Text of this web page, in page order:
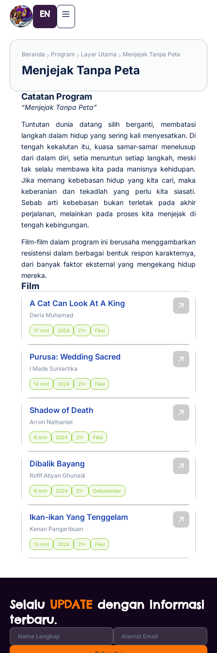
Lewati
konten
EN
Beranda Program Layar Utama Menjejak Tanpa Peta
Menjejak Tanpa Peta
Catatan Program
“Menjejak Tanpa Peta”
Tuntutan dunia datang silih berganti, membatasi
langkah dalam hidup yang sering kali menyesatkan. Di
tengah kekalutan itu, kuasa samar-samar menelusup
dari dalam diri, setia menuntun setiap langkah, meski
tak selalu membawa kita pada manisnya kehidupan.
Jika memang kebebasan hidup yang kita cari, maka
keberanian dan tekadlah yang perlu kita siasati.
Sebab arti kebebasan bukan terletak pada akhir
perjalanan, melainkan pada proses kita menjejak di
tengah kebingungan.
Film-film dalam program ini berusaha menggambarkan
resistensi dalam berbagai bentuk respon karakternya,
dari banyak faktor eksternal yang mengekang hidup
mereka.
Film
A Cat Can Look At A King
Deris Muhamad
17 mnt 2024 21+ Fiksi
Purusa: Wedding Sacred
I Made Suniartika
14 mnt 2024 21+ Fiksi
Shadow of Death
Arron Nathaniel
8 mnt 2024 21+ Fiksi
Dibalik Bayang
Rofif Abyan Ghunadi
8 mnt 2024 21+ Dokumenter
Ikan-ikan Yang Tenggelam
Kenan Pangaribuan
13 mnt 2024 21+ Fiksi
Selalu UPDATE dengan informasi
terbaru.